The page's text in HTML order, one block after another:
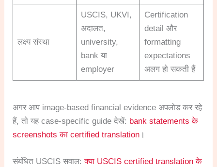
लक्ष्य संस्था
USCIS, UKVI,
अदालत,
university,
bank या
employer
Certification
detail और
formatting
expectations
अलग हो सकती हैं
अगर आप image-based financial evidence अपलोड कर रहे
हैं, तो यह case-specific guide देखें: bank statements के
screenshots का certified translation ।
संबंधित USCIS सवाल:क्या USCIS certified translation के